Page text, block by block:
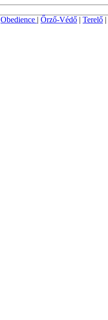
Obedience | Őrző-Védő | Terelő |